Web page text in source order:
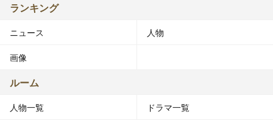
ランキング
ニュース 人物
画像
ルーム
人物一覧 ドラマ一覧